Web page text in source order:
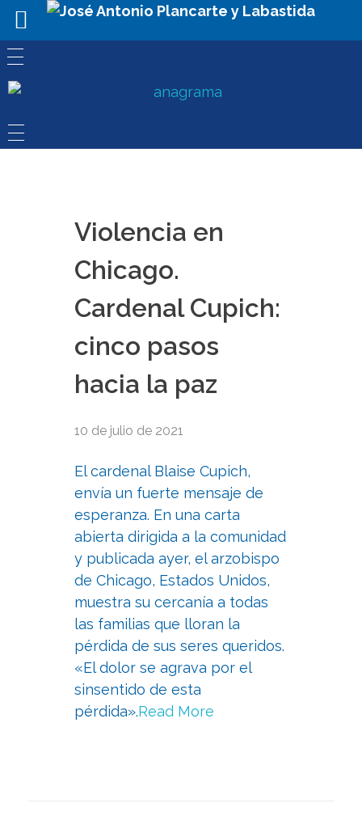
Violencia en
Chicago.
Cardenal Cupich:
cinco pasos
hacia la paz
10 de julio de 2021
El cardenal Blaise Cupich,
envía un fuerte mensaje de
esperanza. En una carta
abierta dirigida a la comunidad
y publicada ayer, el arzobispo
de Chicago, Estados Unidos,
muestra su cercanía a todas
las familias que lloran la
pérdida de sus seres queridos.
«El dolor se agrava por el
sinsentido de esta
pérdida».Read More